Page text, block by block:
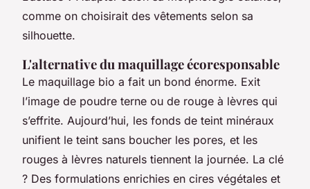
comme on choisirait des vêtements selon sa
silhouette.
L'alternative du maquillage écoresponsable
Le maquillage bio a fait un bond énorme. Exit
l’image de poudre terne ou de rouge à lèvres qui
s’effrite. Aujourd’hui, les fonds de teint minéraux
unifient le teint sans boucher les pores, et les
rouges à lèvres naturels tiennent la journée. La clé
? Des formulations enrichies en cires végétales et